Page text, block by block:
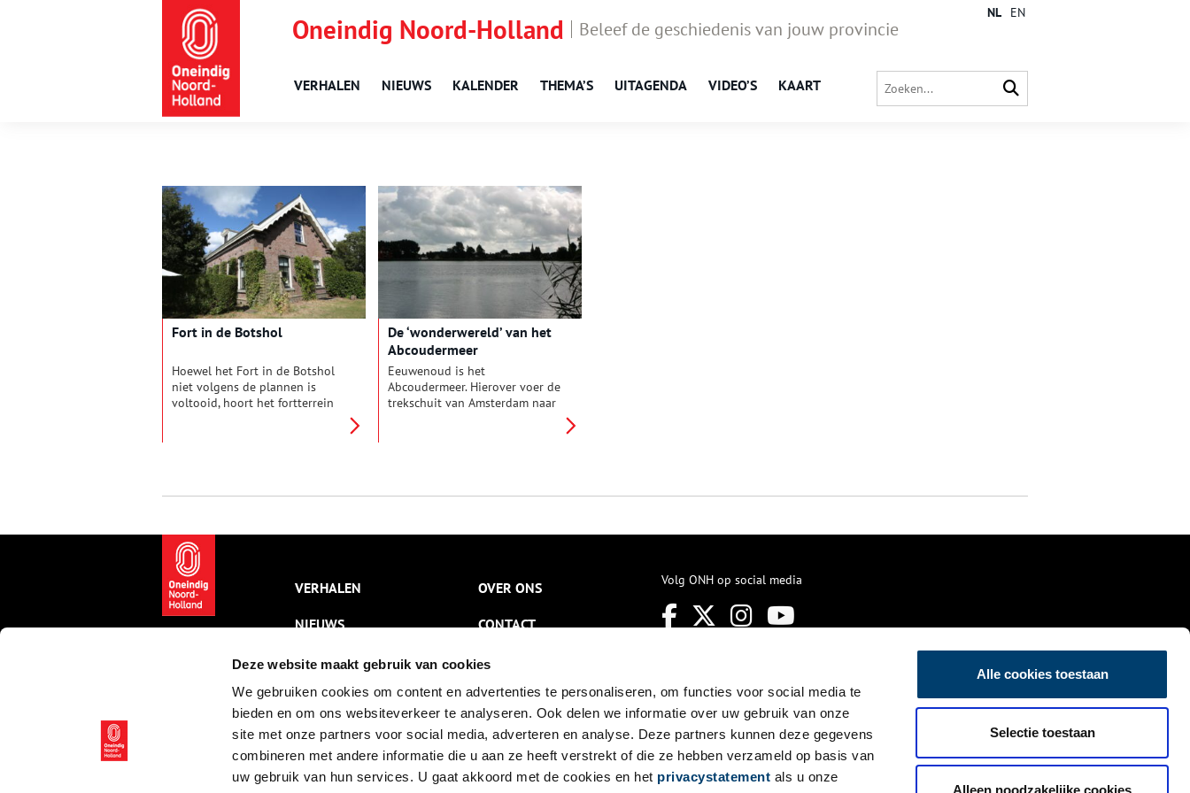
Deze website maakt gebruik van cookies
We gebruiken cookies om content en advertenties te personaliseren, om functies voor social media te
bieden en om ons websiteverkeer te analyseren. Ook delen we informatie over uw gebruik van onze
site met onze partners voor social media, adverteren en analyse. Deze partners kunnen deze gegevens
combineren met andere informatie die u aan ze heeft verstrekt of die ze hebben verzameld op basis van
uw gebruik van hun services. U gaat akkoord met de cookies en het privacystatement als u onze
Alle cookies toestaan
Selectie toestaan
Alleen noodzakelijke cookies
Oneindig Noord-Holland Beleef de geschiedenis van jouw provincie
VERHALEN NIEUWS KALENDER THEMA’S UITAGENDA VIDEO’S KAART
NL EN
Fort in de Botshol
Hoewel het Fort in de Botshol
niet volgens de plannen is
voltooid, hoort het fortterrein
De ‘wonderwereld’ van het
Abcoudermeer
Eeuwenoud is het
Abcoudermeer. Hierover voer de
trekschuit van Amsterdam naar
VERHALEN
NIEUWS
KALENDER
THEMA’S
ACTIVITEITEN
VIDEO’S
OVER ONS
CONTACT
NIEUWSBRIEF
DISCLAIMER
PRIVACY
TOEGANKELIJKHEID
Volg ONH op social media